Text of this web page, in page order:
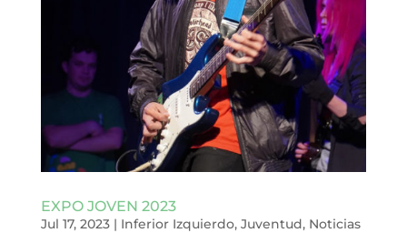
EXPO JOVEN 2023
Jul 17, 2023| Inferior Izquierdo, Juventud, Noticias